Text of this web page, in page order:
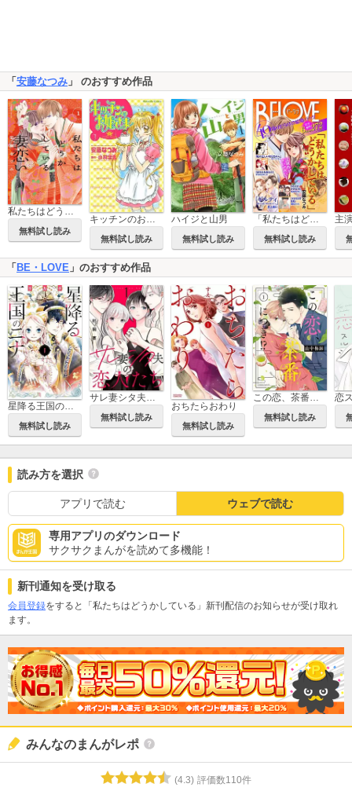
「 安藤なつみ 」 のおすすめ作品
無料試し読み
キッチンのお姫さま
無料試し読み
ハイジと山男
無料試し読み
「私たちはどうかしている」ドラマ化記念 偽りだらけの結婚生活 無料試し読みパック
無料試し読み
「 BE・LOVE 」のおすすめ作品
無料試し読み
サレ妻シタ夫の恋人たち
無料試し読み
おちたらおわり
無料試し読み
この恋、茶番につき!?
無料試し読み
恋
読み方を選択
アプリで読む ウェブで読む
専用アプリのダウンロード
サクサクまんがを読めて多機能！
新刊通知を受け取る
会員登録をすると「私たちはどうかしている」新刊配信のお知らせが受け取れ
ます。
みんなのまんがレポ
(4.3) 評価数110件